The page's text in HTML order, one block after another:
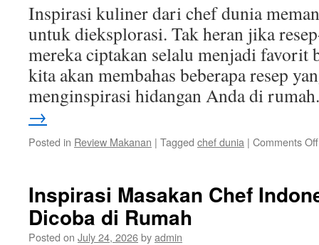
Inspirasi kuliner dari chef dunia
untuk dieksplorasi. Tak heran jika
mereka ciptakan selalu menjadi favorit
kita akan membahas beberapa resep
menginspirasi hidangan Anda di
→
Posted in Review Makanan | Tagged chef dunia | Comments Off
Inspirasi Masakan Chef
Dicoba di Rumah
Posted on July 24, 2026byadmin